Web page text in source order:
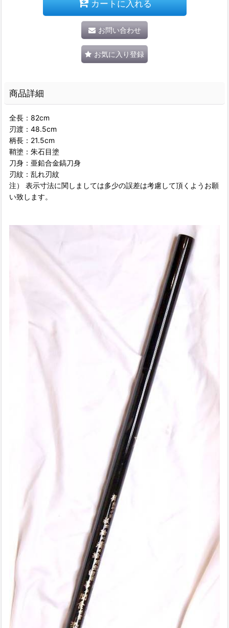
カートに入れる
お問い合わせ
お気に入り登録
商品詳細
全長：82cm
刃渡：48.5cm
柄長：21.5cm
鞘塗：朱石目塗
刀身：亜鉛合金鎬刀身
刃紋：乱れ刃紋
注） 表示寸法に関しましては多少の誤差は考慮して頂くようお願
い致します。